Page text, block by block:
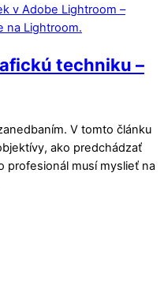
techniku –
V tomto článku
ako predchádzať
profesionál musí myslieť na